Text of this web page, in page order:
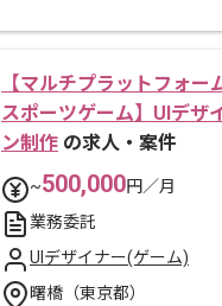
【マルチプラットフォー
スポーツゲーム】UIデザ
ン制作 の求人・案件
~500,000円／月
業務委託
UIデザイナー(ゲーム)
曙橋（東京都）